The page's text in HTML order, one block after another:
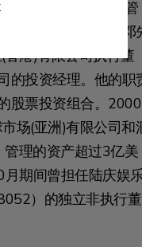
先生在证券、基金管
丰富的工作经验。邓
港)有限公司执行董
的投资经理。他的职
股票投资组合。2000
场(亚洲)有限公司和
理的资产超过3亿美
期间曾担任陆庆娱
）的独立非执行董